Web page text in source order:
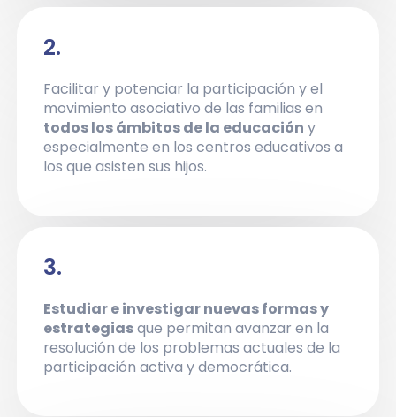
2.
Facilitar y potenciar la participación y el
movimiento asociativo de las familias en
todos los ámbitos de la educación y
especialmente en los centros educativos a
los que asisten sus hijos.
3.
Estudiar e investigar nuevas formas y
estrategiasque permitan avanzar en la
resolución de los problemas actuales de la
participación activa y democrática.